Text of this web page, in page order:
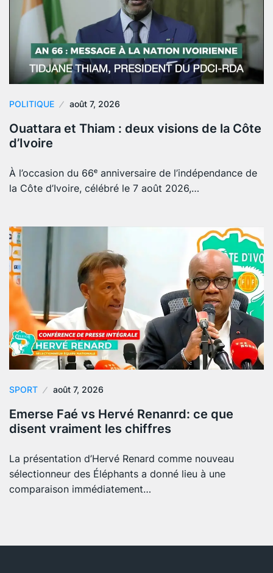
POLITIQUE août 7, 2026
Ouattara et Thiam : deux visions de la Côte
d’Ivoire
À l’occasion du 66ᵉ anniversaire de l’indépendance de
la Côte d’Ivoire, célébré le 7 août 2026,…
SPORT août 7, 2026
Emerse Faé vs Hervé Renanrd: ce que
disent vraiment les chiffres
La présentation d’Hervé Renard comme nouveau
sélectionneur des Éléphants a donné lieu à une
comparaison immédiatement…